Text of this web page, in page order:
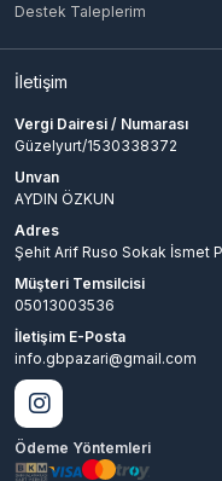
Destek Taleplerim
İletişim
Vergi Dairesi / Numarası
Güzelyurt/1530338372
Unvan
AYDIN ÖZKUN
Adres
Şehit Arif Ruso Sokak İsmet
Müşteri Temsilcisi
05013003536
İletişim E-Posta
info.gbpazari@gmail.com
Ödeme Yöntemleri